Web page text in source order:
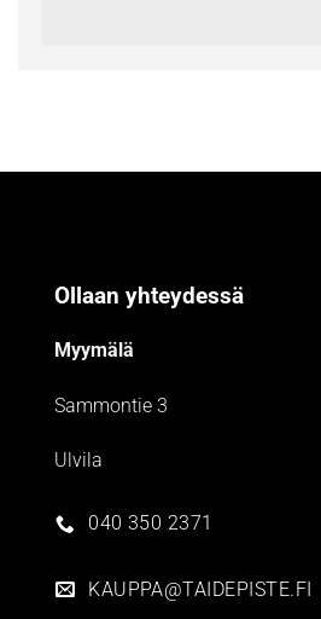
Ollaan yhteydessä
Myymälä
Sammontie 3
Ulvila
040 350 2371
KAUPPA@TAIDEPISTE.FI